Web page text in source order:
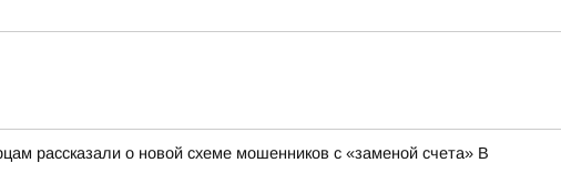
рассказали о новой схеме мошенников с «заменой счета» В